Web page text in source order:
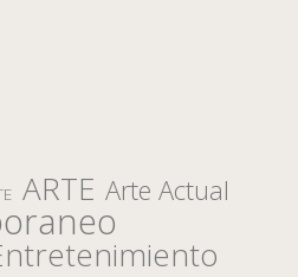
ARTE Arte Actual